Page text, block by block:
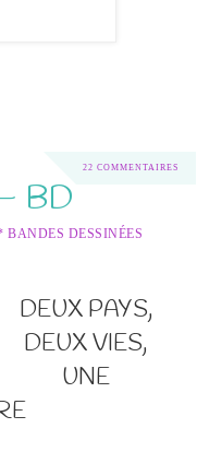
22 COMMENTAIRES
BD
BANDES DESSINÉES
DEUX PAYS,
DEUX VIES,
UNE